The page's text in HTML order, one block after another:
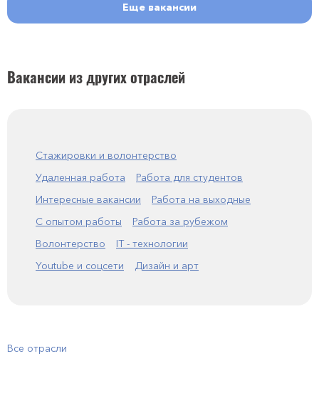
Еще вакансии
Вакансии из других отраслей
Стажировки и волонтерство
Удаленная работа
Работа для студентов
Интересные вакансии
Работа на выходные
С опытом работы
Работа за рубежом
Волонтерство
IT - технологии
Youtube и соцсети
Дизайн и арт
Все отрасли